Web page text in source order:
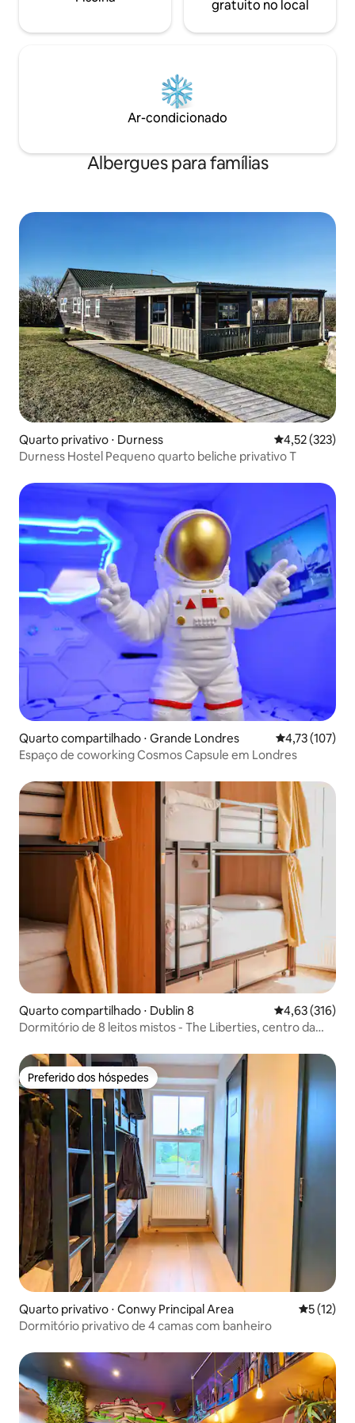
gratuito no local
Ar-condicionado
Albergues para famílias
Quarto privativo ⋅ Durness 4,52 de uma
4,52 (323)
Durness Hostel Pequeno quarto beliche privativo T
Quarto compartilhado ⋅ Grande Londres 4,73 de uma
4,73 (107)
Espaço de coworking Cosmos Capsule em Londres
Quarto compartilhado ⋅ Dublin 8 4,63 de uma
4,63 (316)
Dormitório de 8 leitos mistos - The Liberties, centro da
Preferido dos hóspedes
Preferido dos hóspedes
Quarto privativo ⋅ Conwy Principal Area 5 de uma
5 (12)
Dormitório privativo de 4 camas com banheiro